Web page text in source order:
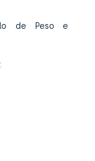
de Peso e